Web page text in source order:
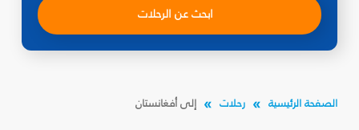
ابحث عن الرحلات
الصفحة الرئيسية رحلات إلى أفغانستان